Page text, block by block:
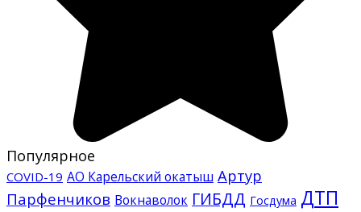
Популярное
COVID-19 АО Карельский окатыш Артур
Парфенчиков Вокнаволок ГИБДД Госдума ДТП